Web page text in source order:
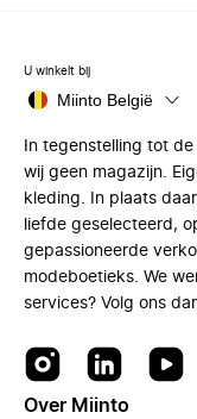
U winkelt bij
Miinto België
In tegenstelling tot
wij geen magazijn.
kleding. In plaats
liefde geselecteerd,
gepassioneerde
modeboetieks. We
services? Volg ons
Over Miinto